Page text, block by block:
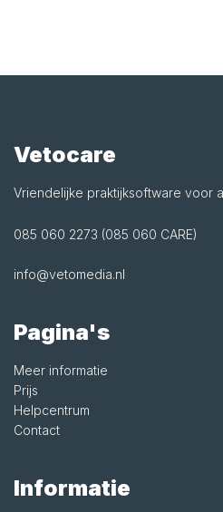
Vetocare
Vriendelijke praktijksoftware voor
085 060 2273 (085 060 CARE)
info@vetomedia.nl
Pagina's
Meer informatie
Prijs
Helpcentrum
Contact
Informatie